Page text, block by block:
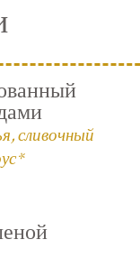
сливочный